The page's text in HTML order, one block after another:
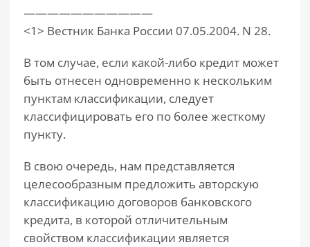
———————————
<1> Вестник Банка России 07.05.2004. N 28.
В том случае, если какой-либо кредит может
быть отнесен одновременно к нескольким
пунктам классификации, следует
классифицировать его по более жесткому
пункту.
В свою очередь, нам представляется
целесообразным предложить авторскую
классификацию договоров банковского
кредита, в которой отличительным
свойством классификации является